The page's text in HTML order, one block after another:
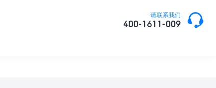
请联系我们
400-1611-009 